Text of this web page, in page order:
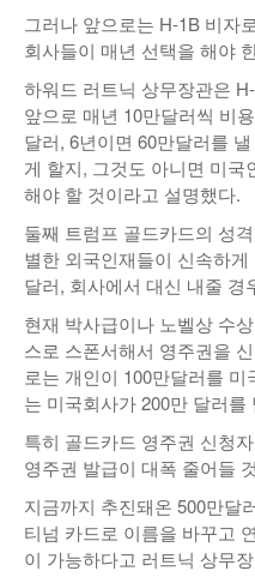
그러나 앞으로는 H-1B 비자
회사들이 매년 선택을 해야
하워드 러트닉 상무장관은
앞으로 매년 10만달러씩 비
달러, 6년이면 60만달러를
게 할지, 그것도 아니면 미국
해야 할 것이라고 설명했다.
둘째 트럼프 골드카드의 성
별한 외국인재들이 신속하
달러, 회사에서 대신 내줄 경
현재 박사급이나 노벨상 수
스로 스폰서해서 영주권을
로는 개인이 100만달러를
는 미국회사가 200만 달러를
특히 골드카드 영주권 신청
영주권 발급이 대폭 줄어들
지금까지 추진돼온 500만달
티넘 카드로 이름을 바꾸고
이 가능하다고 러트닉 상무